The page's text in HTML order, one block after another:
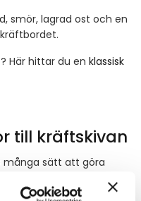
smör, lagrad ost och en
Här hittar du en klassisk
till kräftskivan
många sätt att göra
finns också fantastiska